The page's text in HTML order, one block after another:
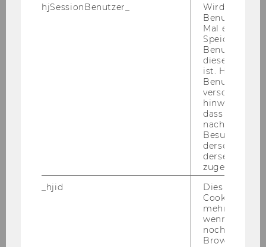
Workshop Funktionen & Dimensionen des
Framing anhand moralischer Werte: Neue
Zielgruppen für alte Anliegen gewinnen
Workshop Soziale Ungleichheit in der
Freiwilligenarbeit
Workshop Covid-Impfung für MitarbeiterInnen
hjSessionBenutzer_
Wird gesetzt,
Benutzer
Mal eine
Speichert die
Benutzer-ID,
diese Seite
ist. Hotjar
Benutzer
verschiedene
hinweg.Stellt
dass Daten
Besuchen auf
derselben
derselben
zugeordnet
_hjid
Dies ist ein
Cookie, das
mehr setzen,
wenn ein
noch in
Browser hat,